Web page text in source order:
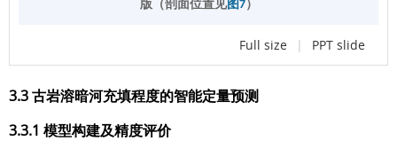
图7
Full size | PPT slide
3.3 古岩溶暗河充填程度的智能定量预测
3.3.1 模型构建及精度评价